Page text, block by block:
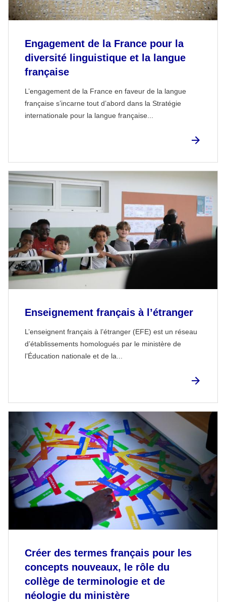
Engagement de la France pour la
diversité linguistique et la langue
française
L’engagement de la France en faveur de la langue
française s’incarne tout d’abord dans la Stratégie
internationale pour la langue française...
Enseignement français à l’étranger
L’enseignent français à l’étranger (EFE) est un réseau
d’établissements homologués par le ministère de
l’Éducation nationale et de la...
Créer des termes français pour les
concepts nouveaux, le rôle du
collège de terminologie et de
néologie du ministère